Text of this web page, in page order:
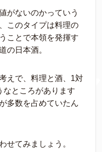
がないのかっていう
このタイプは料理の
ことで本領を発揮す
の日本酒。
えで、料理と酒、1対
なところがあります
多数を占めていたん
せてみましょう。